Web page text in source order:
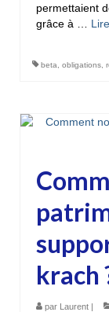
permettaient
grâce à …
beta obligations
krach
par Laurent |